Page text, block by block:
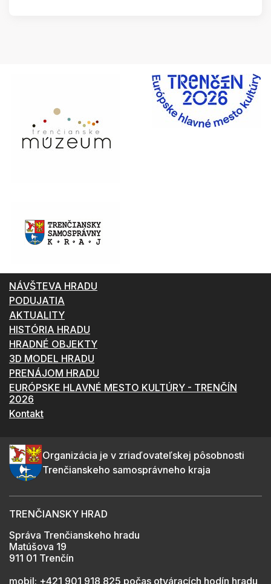
NÁVŠTEVA HRADU
PODUJATIA
AKTUALITY
HISTÓRIA HRADU
HRADNÉ OBJEKTY
3D MODEL HRADU
PRENÁJOM HRADU
EURÓPSKE HLAVNÉ MESTO KULTÚRY - TRENČÍN
2026
Kontakt
Organizácia je v zriaďovateľskej pôsobnosti
Trenčianskeho samosprávneho kraja
TRENČIANSKY HRAD
Správa Trenčianskeho hradu
Matúšova 19
911 01 Trenčín
mobil: +421 901 918 825 počas otváracích hodín hradu